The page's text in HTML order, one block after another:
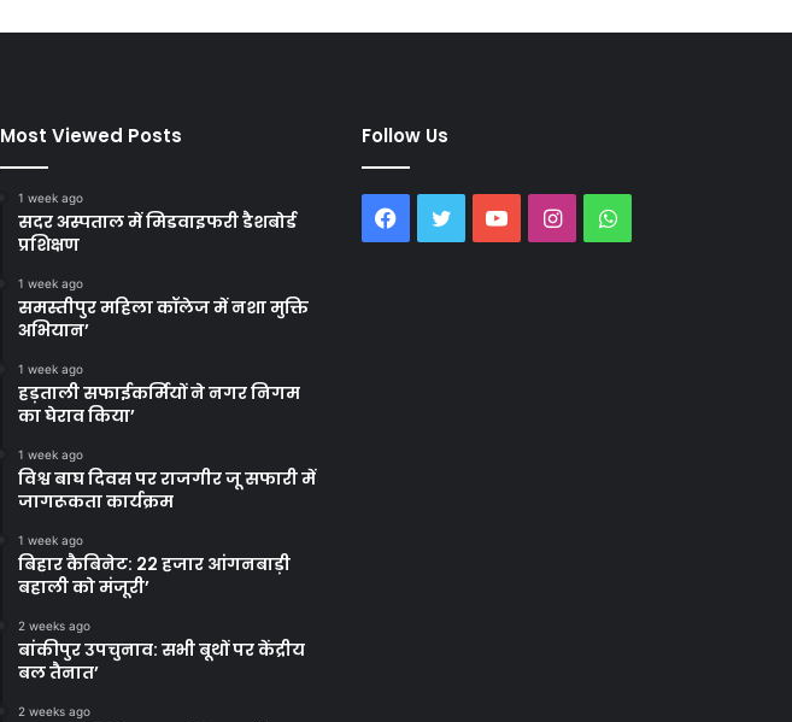
Most Viewed Posts
1 week ago
सदर अस्पताल में मिडवाइफरी डैशबोर्ड
प्रशिक्षण
1 week ago
समस्तीपुर महिला कॉलेज में नशा मुक्ति
अभियान’
1 week ago
हड़ताली सफाईकर्मियों ने नगर निगम
का घेराव किया’
1 week ago
विश्व बाघ दिवस पर राजगीर जू सफारी में
जागरूकता कार्यक्रम
1 week ago
बिहार कैबिनेट: 22 हजार आंगनबाड़ी
बहाली को मंजूरी’
2 weeks ago
बांकीपुर उपचुनाव: सभी बूथों पर केंद्रीय
बल तैनात’
2 weeks ago
Follow Us
Facebook
TwitterYouTubeInstagramWhatsApp